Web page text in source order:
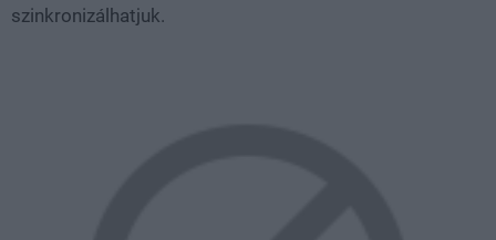
szinkronizálhatjuk.